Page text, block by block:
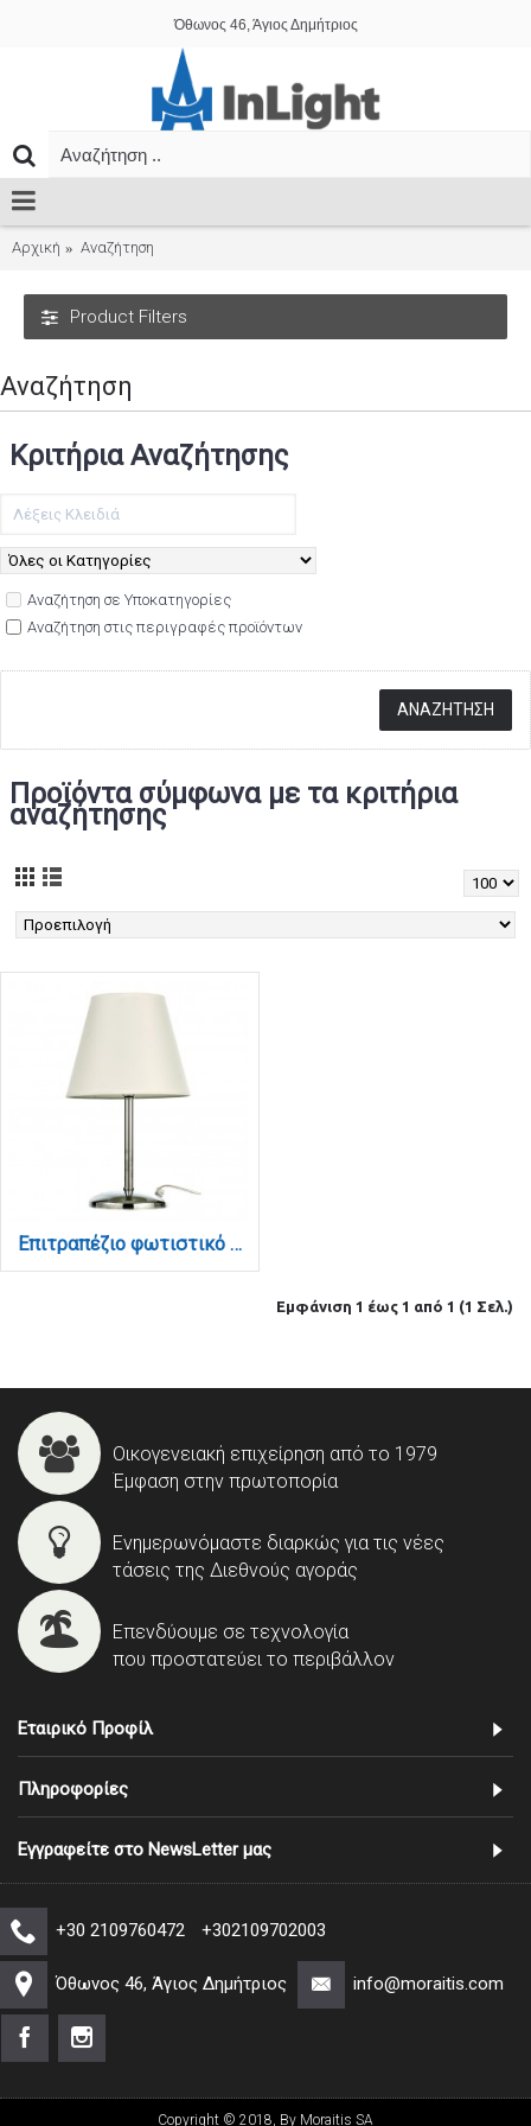
Όθωνος 46, Άγιος Δημήτριος
Αρχική Αναζήτηση
Product Filters
Αναζήτηση
Κριτήρια Αναζήτησης
Αναζήτηση σε Υποκατηγορίες
Αναζήτηση στις περιγραφές προϊόντων
Προϊόντα σύμφωνα με τα κριτήρια
αναζήτησης
Επιτραπέζιο φωτιστικό από μέταλλο σε χρώμιο απόχρωση και υφασμάτινο καπέλο 1XE14 D:40cm (3425-Χρώμιο)
Εμφάνιση 1 έως 1 από 1 (1 Σελ.)
Οικογενειακή επιχείρηση από το 1979
Έμφαση στην πρωτοπορία
Ενημερωνόμαστε διαρκώς για τις νέες
τάσεις της Διεθνούς αγοράς
Επενδύουμε σε τεχνολογία
που προστατεύει το περιβάλλον
Εταιρικό Προφίλ
Πληροφορίες
Εγγραφείτε στο NewsLetter μας
+30 2109760472 +302109702003
Όθωνος 46, Άγιος Δημήτριος info@moraitis.com
Copyright © 2018, By Moraitis SA